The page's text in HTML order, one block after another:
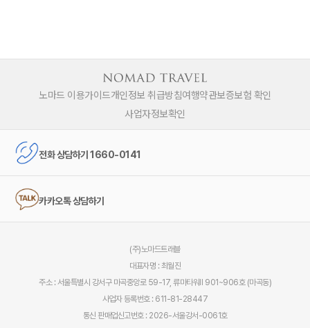
노마드 이용가이드개인정보 취급방침여행약관보증보험 확인
사업자정보확인
전화 상담하기 1660-0141
카카오톡 상담하기
(주)노마드트래블
대표자명 : 최월진
주소 : 서울특별시 강서구 마곡중앙로 59-17, 류마타워Ⅱ 901~906호 (마곡동)
사업자 등록번호 : 611-81-28447
통신 판매업신고번호 : 2026-서울강서-0061호